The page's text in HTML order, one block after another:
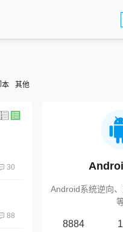
本 其他
30
88
Android系统逆向
8884 1